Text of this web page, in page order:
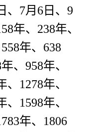
、7月6日、9
年、238年、
年、638
、958年、
、1278年、
、1598年、
年、1806